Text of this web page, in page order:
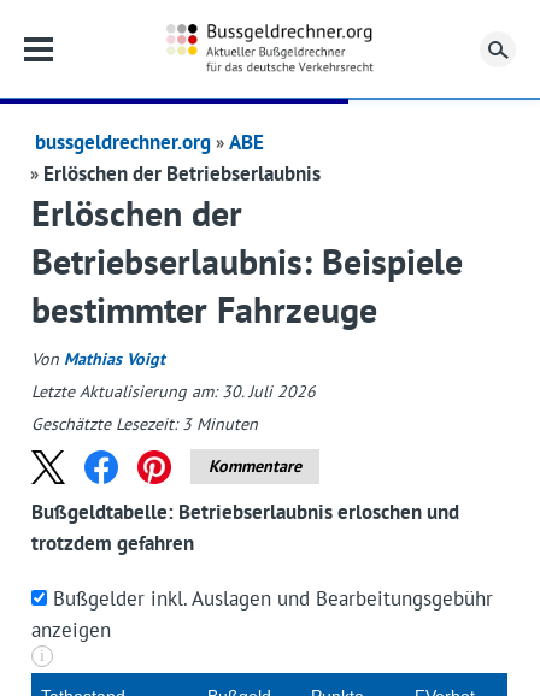
bussgeldrechner.org
ABE
Erlöschen der Betriebserlaubnis
Erlöschen der
Betriebserlaubnis: Beispiele
bestimmter Fahrzeuge
Von Mathias Voigt
Letzte Aktualisierung am: 30. Juli 2026
Geschätzte Lesezeit:3 Minuten
Kommentare
Bußgeldtabelle: Betriebserlaubnis erloschen und
trotzdem gefahren
Bußgelder inkl. Auslagen und Bearbeitungsgebühr
anzeigen
i